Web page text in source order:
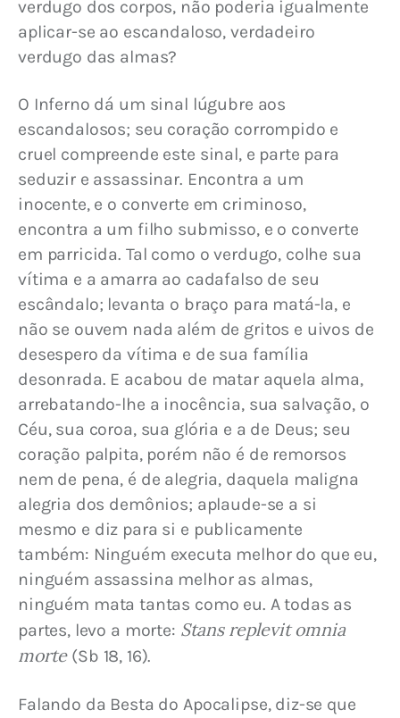
verdugo dos corpos, não poderia igualmente
aplicar-se ao escandaloso, verdadeiro
verdugo das almas?
O Inferno dá um sinal lúgubre aos
escandalosos; seu coração corrompido e
cruel compreende este sinal, e parte para
seduzir e assassinar. Encontra a um
inocente, e o converte em criminoso,
encontra a um filho submisso, e o converte
em parricida. Tal como o verdugo, colhe sua
vítima e a amarra ao cadafalso de seu
escândalo; levanta o braço para matá-la, e
não se ouvem nada além de gritos e uivos de
desespero da vítima e de sua família
desonrada. E acabou de matar aquela alma,
arrebatando-lhe a inocência, sua salvação, o
Céu, sua coroa, sua glória e a de Deus; seu
coração palpita, porém não é de remorsos
nem de pena, é de alegria, daquela maligna
alegria dos demônios; aplaude-se a si
mesmo e diz para si e publicamente
também: Ninguém executa melhor do que eu,
ninguém assassina melhor as almas,
ninguém mata tantas como eu. A todas as
partes, levo a morte: Stans replevit omnia
morte (Sb 18, 16).
Falando da Besta do Apocalipse, diz-se que